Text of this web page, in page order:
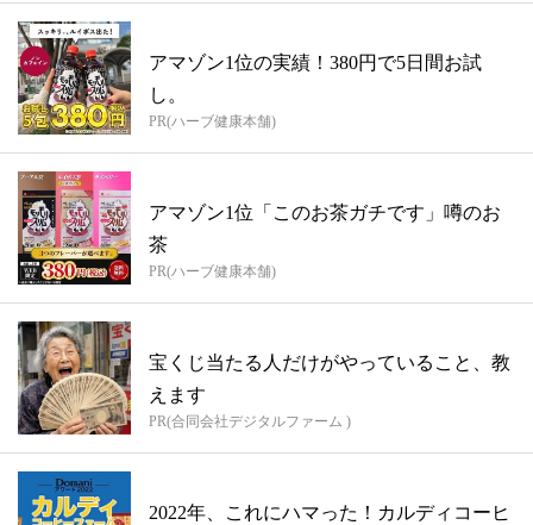
アマゾン1位の実績！380円で5日間お試
し。
PR(ハーブ健康本舗)
アマゾン1位「このお茶ガチです」噂のお
茶
PR(ハーブ健康本舗)
宝くじ当たる人だけがやっていること、教
えます
PR(合同会社デジタルファーム )
2022年、これにハマった！カルディコーヒ